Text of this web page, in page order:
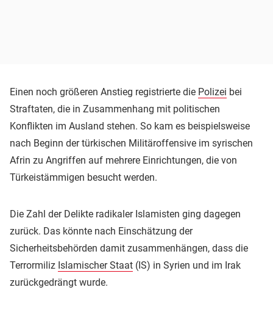
Einen noch größeren Anstieg registrierte die Polizei bei
Straftaten, die in Zusammenhang mit politischen
Konflikten im Ausland stehen. So kam es beispielsweise
nach Beginn der türkischen Militäroffensive im syrischen
Afrin zu Angriffen auf mehrere Einrichtungen, die von
Türkeistämmigen besucht werden.
Die Zahl der Delikte radikaler Islamisten ging dagegen
zurück. Das könnte nach Einschätzung der
Sicherheitsbehörden damit zusammenhängen, dass die
Terrormiliz Islamischer Staat (IS) in Syrien und im Irak
zurückgedrängt wurde.